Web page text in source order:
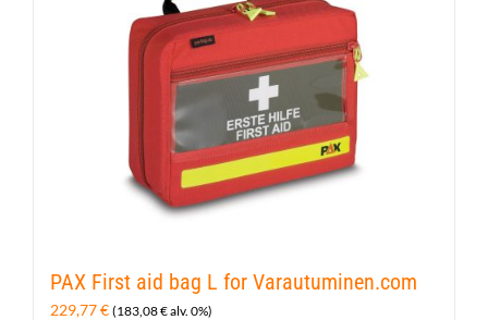
PAX First aid bag L for Varautuminen.com
229,77€ (183,08€alv. 0%)